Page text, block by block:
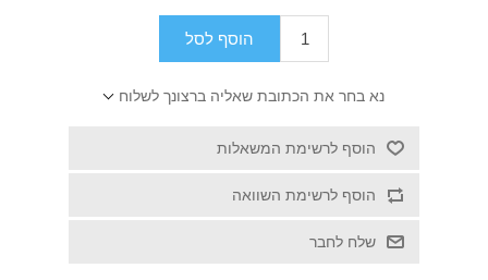
הוסף לסל
נא בחר את הכתובת שאליה ברצונך לשלוח
הוסף לרשימת המשאלות
הוסף לרשימת השוואה
שלח לחבר